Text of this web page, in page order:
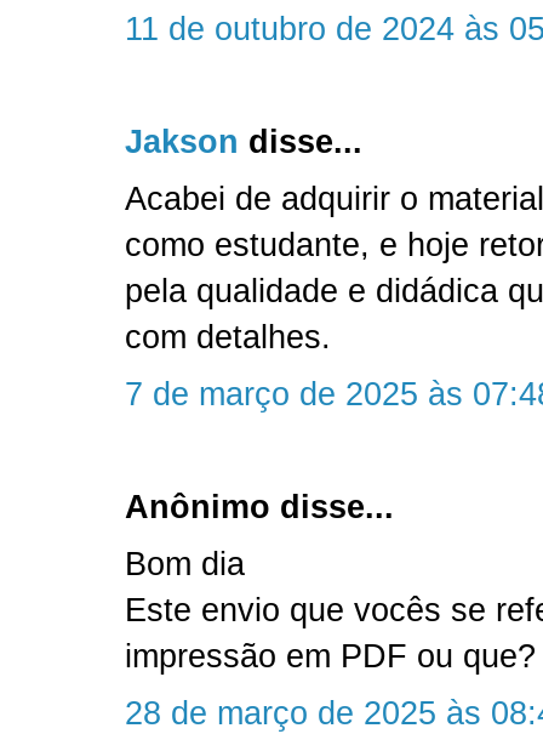
11 de outubro de 2024 às
Jakson disse...
Acabei de adquirir o
como estudante, e hoje
pela qualidade e didádica
com detalhes.
7 de março de 2025 às
Anônimo disse...
Bom dia
Este envio que vocês se
impressão em PDF ou que?
28 de março de 2025 às